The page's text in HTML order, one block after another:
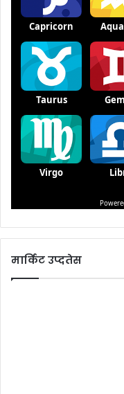
मार्किट उप्दतेस